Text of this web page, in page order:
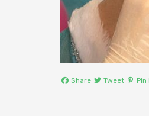
Share Tweet Pin